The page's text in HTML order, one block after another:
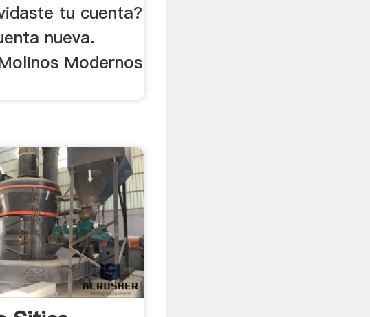
tu cuenta?
nueva.
Modernos